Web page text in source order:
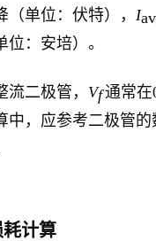
单位：伏特）， I
：安培）。
二极管， Vf通常在
中，应参考二极管
计算